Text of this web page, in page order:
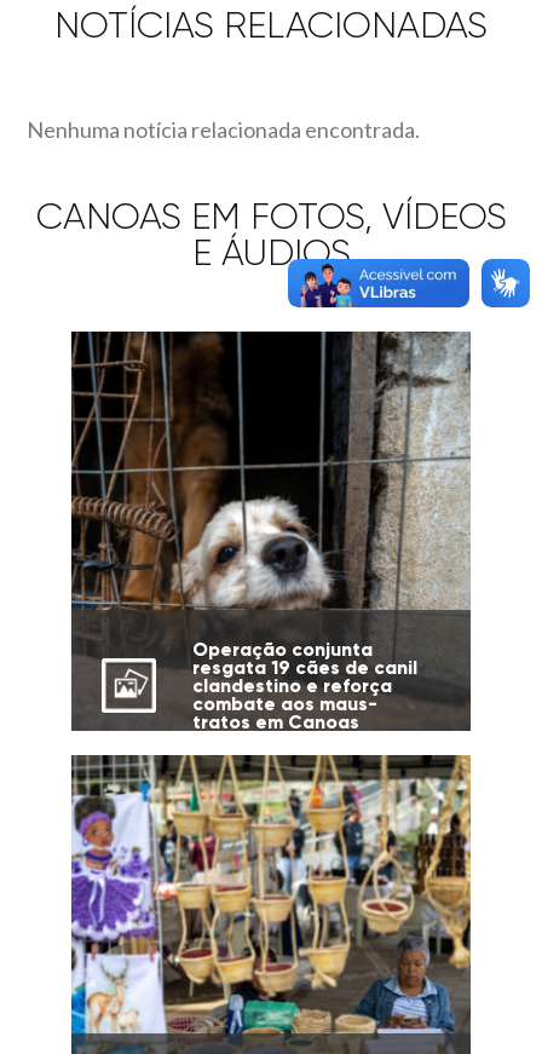
NOTÍCIAS RELACIONADAS
Nenhuma notícia relacionada encontrada.
CANOAS EM FOTOS, VÍDEOS
E ÁUDIOS
Operação conjunta
resgata 19 cães de canil
clandestino e reforça
combate aos maus-
tratos em Canoas